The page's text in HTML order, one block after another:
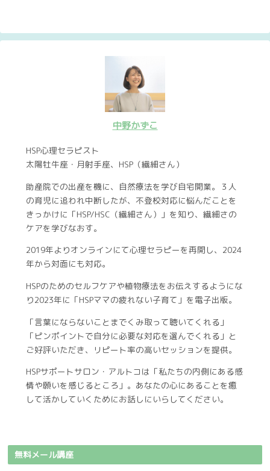
中野かずこ
HSP心理セラピスト
太陽牡牛座・月射手座、HSP（繊細さん）
助産院での出産を機に、自然療法を学び自宅開業。３人
の育児に追われ中断したが、不登校対応に悩んだことを
きっかけに「HSP/HSC（繊細さん）」を知り、繊細さの
ケアを学びなおす。
2019年よりオンラインにて心理セラピーを再開し、2024
年から対面にも対応。
HSPのためのセルフケアや植物療法をお伝えするようにな
り2023年に「HSPママの疲れない子育て」を電子出版。
「言葉にならないことまでくみ取って聴いてくれる」
「ピンポイントで自分に必要な対応を選んでくれる」と
ご好評いただき、リピート率の高いセッションを提供。
HSPサポートサロン・アルトコは「私たちの内側にある感
情や願いを感じるところ」。あなたの心にあることを癒
して活かしていくためにお話しにいらしてください。
無料メール講座